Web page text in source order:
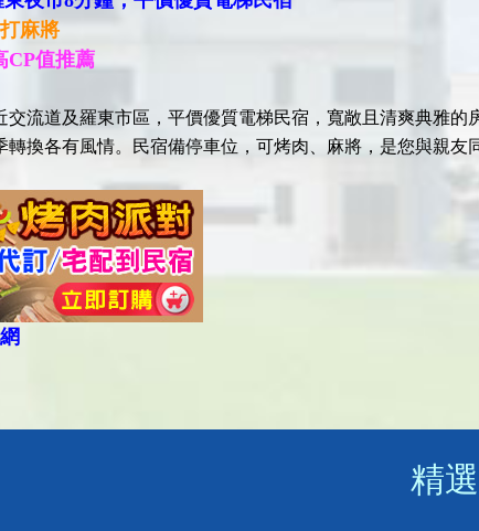
麻將
CP值推薦
交流道及羅東市區，平價優質電梯民宿，寬敞且清爽典雅
轉換各有風情。民宿備停車位，可烤肉、麻將，是您與親友
精